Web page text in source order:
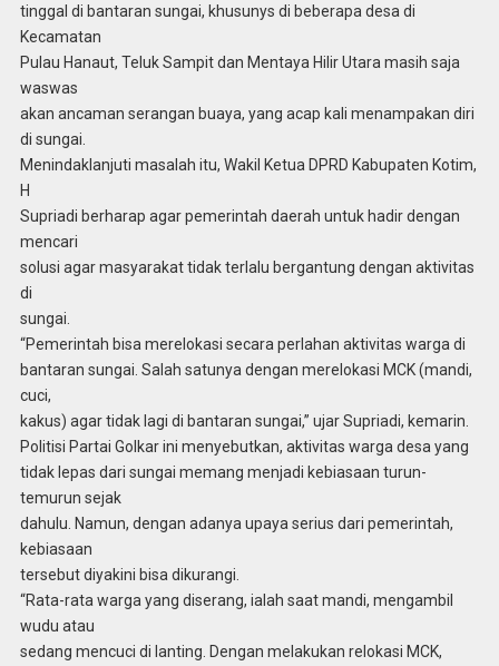
tinggal di bantaran sungai, khusunys di beberapa desa di
Kecamatan
Pulau Hanaut, Teluk Sampit dan Mentaya Hilir Utara masih saja
waswas
akan ancaman serangan buaya, yang acap kali menampakan diri
di sungai.
Menindaklanjuti masalah itu, Wakil Ketua DPRD Kabupaten Kotim,
H
Supriadi berharap agar pemerintah daerah untuk hadir dengan
mencari
solusi agar masyarakat tidak terlalu bergantung dengan aktivitas
di
sungai.
“Pemerintah bisa merelokasi secara perlahan aktivitas warga di
bantaran sungai. Salah satunya dengan merelokasi MCK (mandi,
cuci,
kakus) agar tidak lagi di bantaran sungai,” ujar Supriadi, kemarin.
Politisi Partai Golkar ini menyebutkan, aktivitas warga desa yang
tidak lepas dari sungai memang menjadi kebiasaan turun-
temurun sejak
dahulu. Namun, dengan adanya upaya serius dari pemerintah,
kebiasaan
tersebut diyakini bisa dikurangi.
“Rata-rata warga yang diserang, ialah saat mandi, mengambil
wudu atau
sedang mencuci di lanting. Dengan melakukan relokasi MCK,